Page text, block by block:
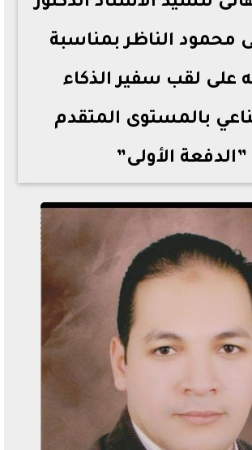
الناظر بمناسبة
على لقب سفير الذكاء
بالمستوى المتقدم
”الدفعة الأولى”